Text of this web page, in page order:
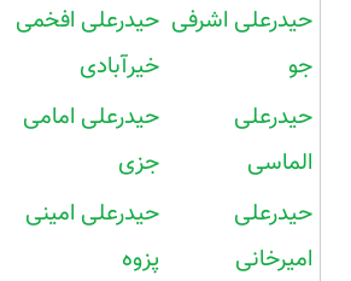
حیدرعلی اشرفی
جو
حیدرعلی افخمی
خیرآبادی
حیدرعلی
الماسی
حیدرعلی امامی
جزی
حیدرعلی
امیرخانی
حیدرعلی امینی
پزوه